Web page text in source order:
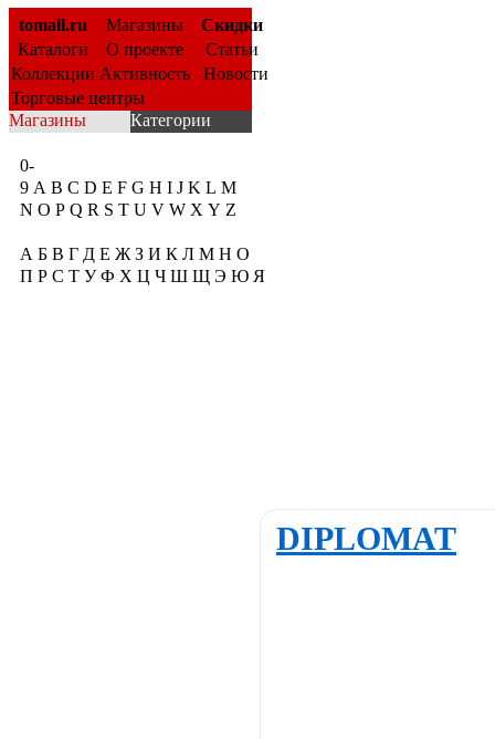
tomall.ru Магазины
Скидки
Каталоги
О проекте
Статьи
Коллекции Активность
Новости
Торговые центры
Магазины
Категории
0-
9 A B C D E F G H I J K L M
N O P Q R S T U V W X Y Z
А Б В Г Д Е Ж З И К Л М Н О
П Р С Т У Ф Х Ц Ч Ш Щ Э Ю Я
DIPLOMAT